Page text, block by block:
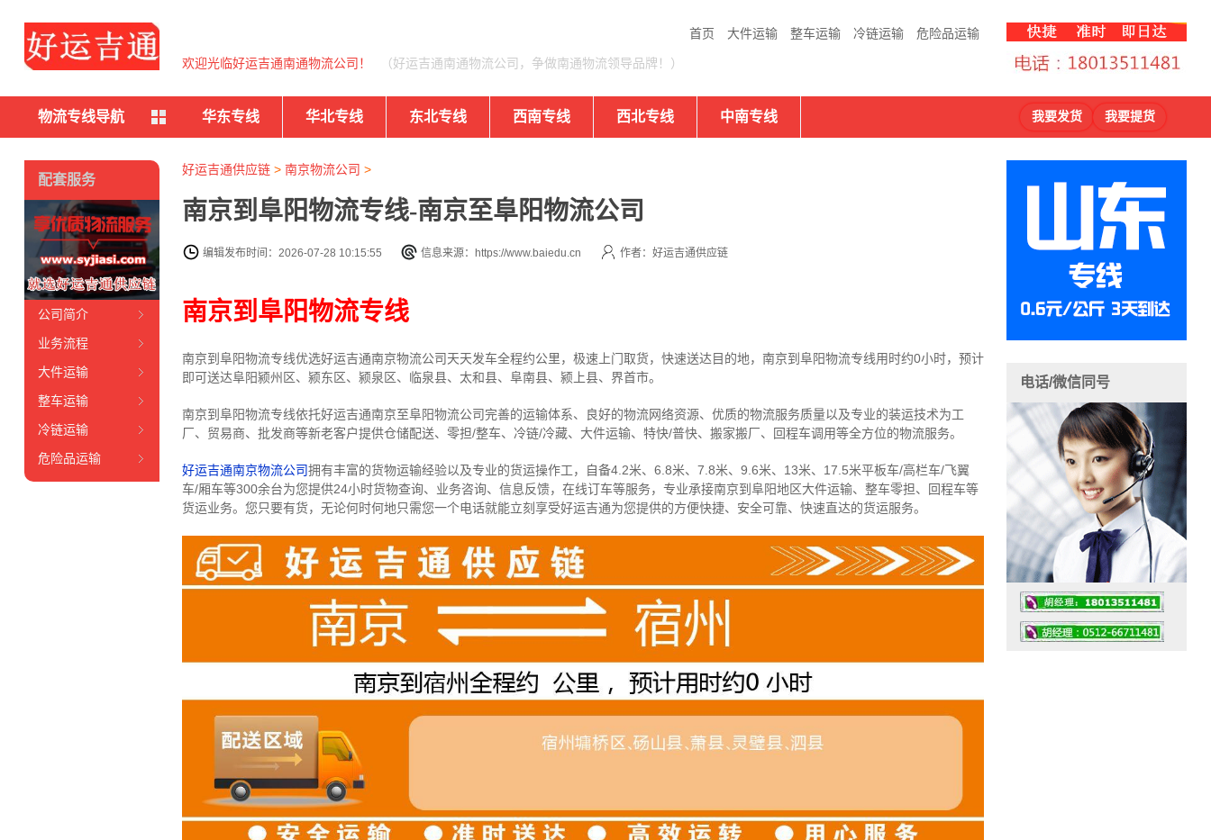
首页 大件运输 整车运输 冷链运输 危险品运输
欢迎光临好运吉通南通物流公司！ （好运吉通南通物流公司，争做南通物流领导品牌！）
物流专线导航 华东专线 华北专线 东北专线 西南专线 西北专线 中南专线 我要发货 我要提货
好运吉通供应链> 南京物流公司 >
南京到阜阳物流专线-南京至阜阳物流公司
编辑发布时间：2026-07-28 10:15:55 信息来源：https://www.baiedu.cn 作者：好运吉通供应链
南京到阜阳物流专线
南京到阜阳物流专线优选好运吉通南京物流公司天天发车全程约公里， 极速上门取货，快速送达目的地，南京到阜阳物流专线用时约0小时，预计
即可送达阜阳颍州区、颍东区、颍泉区、临泉县、太和县、阜南县、颍上县、界首市。
南京到阜阳物流专线依托好运吉通南京至阜阳物流公司完善的运输体系、良好的物流网络资源、优质的物流服务质量以及专业的装运技术为工
厂、贸易商、批发商等新老客户提供仓储配送、零担/整车、冷链/冷藏、大件运输、特快/普快、搬家搬厂、回程车调用等全方位的物流服务。
好运吉通南京物流公司拥有丰富的货物运输经验以及专业的货运操作工，自备4.2米、6.8米、7.8米、9.6米、13米、17.5米平板车/高栏车/飞翼
车/厢车等300余台为您提供24小时货物查询、业务咨询、信息反馈，在线订车等服务， 专业承接南京到阜阳地区大件运输、整车零担、回程车等
货运业务。 您只要有货，无论何时何地只需您一个电话就能立刻享受好运吉通为您提供的方便快捷、安全可靠、快速直达的货运服务。
配套服务
公司简介
业务流程
大件运输
整车运输
冷链运输
危险品运输
电话/微信同号